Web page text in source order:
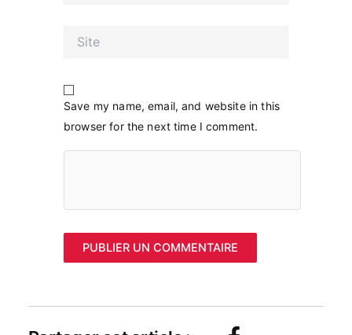
Save my name, email, and website in this
browser for the next time I comment.